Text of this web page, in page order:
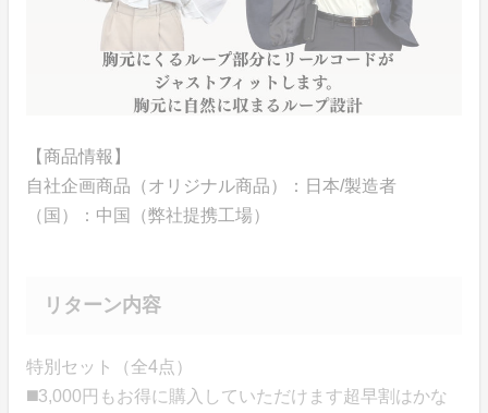
【商品情報】
自社企画商品（オリジナル商品）：日本/製造者
（国）：中国（弊社提携工場）
リターン内容
特別セット（全4点）
◼️3,000円もお得に購入していただけます超早割はかな